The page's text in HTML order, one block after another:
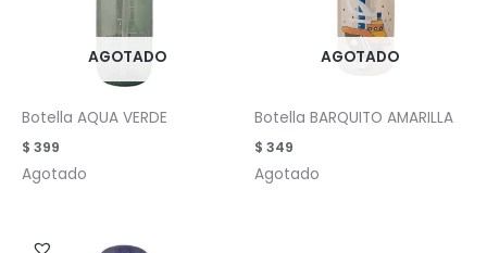
AGOTADO
Botella AQUA VERDE
$ 399
Agotado
AGOTADO
Botella BARQUITO AMARILLA
$ 349
Agotado